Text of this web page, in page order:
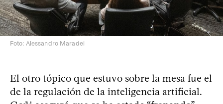
Foto: Alessandro Maradei
El otro tópico que estuvo sobre la mesa fue el
de la regulación de la inteligencia artificial.